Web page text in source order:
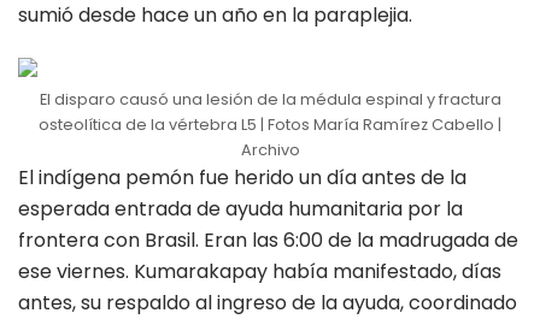
sumió desde hace un año en la paraplejia.
El disparo causó una lesión de la médula espinal y fractura
osteolítica de la vértebra L5 | Fotos María Ramírez Cabello |
Archivo
El indígena pemón fue herido un día antes de la
esperada entrada de ayuda humanitaria por la
frontera con Brasil. Eran las 6:00 de la madrugada de
ese viernes. Kumarakapay había manifestado, días
antes, su respaldo al ingreso de la ayuda, coordinado